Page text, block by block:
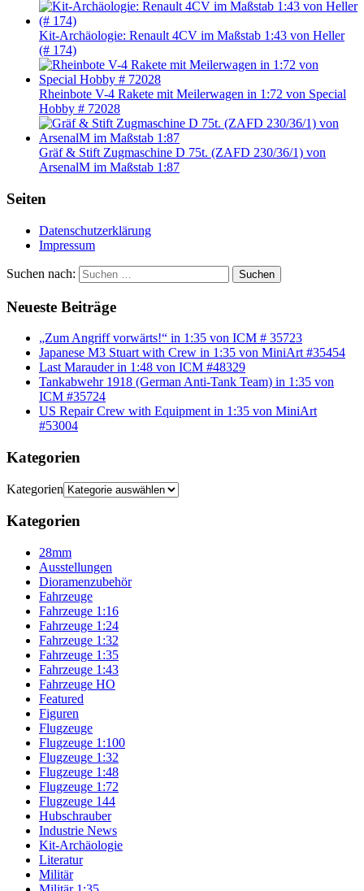
Kit-Archäologie: Renault 4CV im Maßstab 1:43 von Heller
(# 174)
Rheinbote V-4 Rakete mit Meilerwagen in 1:72 von Special
Hobby # 72028
Gräf & Stift Zugmaschine D 75t. (ZAFD 230/36/1) von
ArsenalM im Maßstab 1:87
Seiten
Datenschutzerklärung
Impressum
Suchen nach: Suchen
Neueste Beiträge
„Zum Angriff vorwärts!“ in 1:35 von ICM # 35723
Japanese M3 Stuart with Crew in 1:35 von MiniArt #35454
Last Marauder in 1:48 von ICM #48329
Tankabwehr 1918 (German Anti-Tank Team) in 1:35 von
ICM #35724
US Repair Crew with Equipment in 1:35 von MiniArt
#53004
Kategorien
Kategorien
Kategorien
28mm
Ausstellungen
Dioramenzubehör
Fahrzeuge
Fahrzeuge 1:16
Fahrzeuge 1:24
Fahrzeuge 1:32
Fahrzeuge 1:35
Fahrzeuge 1:43
Fahrzeuge HO
Featured
Figuren
Flugzeuge
Flugzeuge 1:100
Flugzeuge 1:32
Flugzeuge 1:48
Flugzeuge 1:72
Flugzeuge 144
Hubschrauber
Industrie News
Kit-Archäologie
Literatur
Militär